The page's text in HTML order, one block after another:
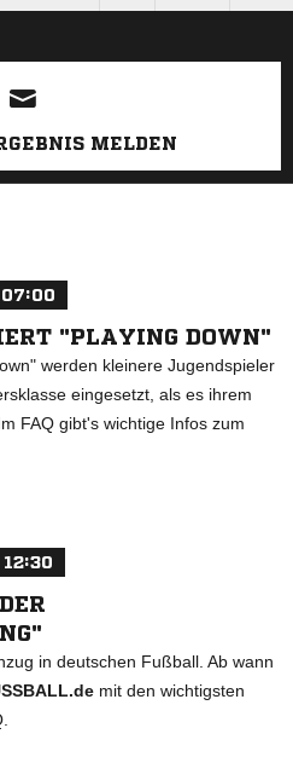
MELDEN
"PLAYING DOWN"
werden kleinere Jugendspieler
eingesetzt, als es ihrem
FAQ gibt's wichtige Infos zum
in deutschen Fußball. Ab wann
mit den wichtigsten